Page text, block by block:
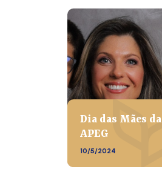
Dia das Mães da
APEG
10/5/2024